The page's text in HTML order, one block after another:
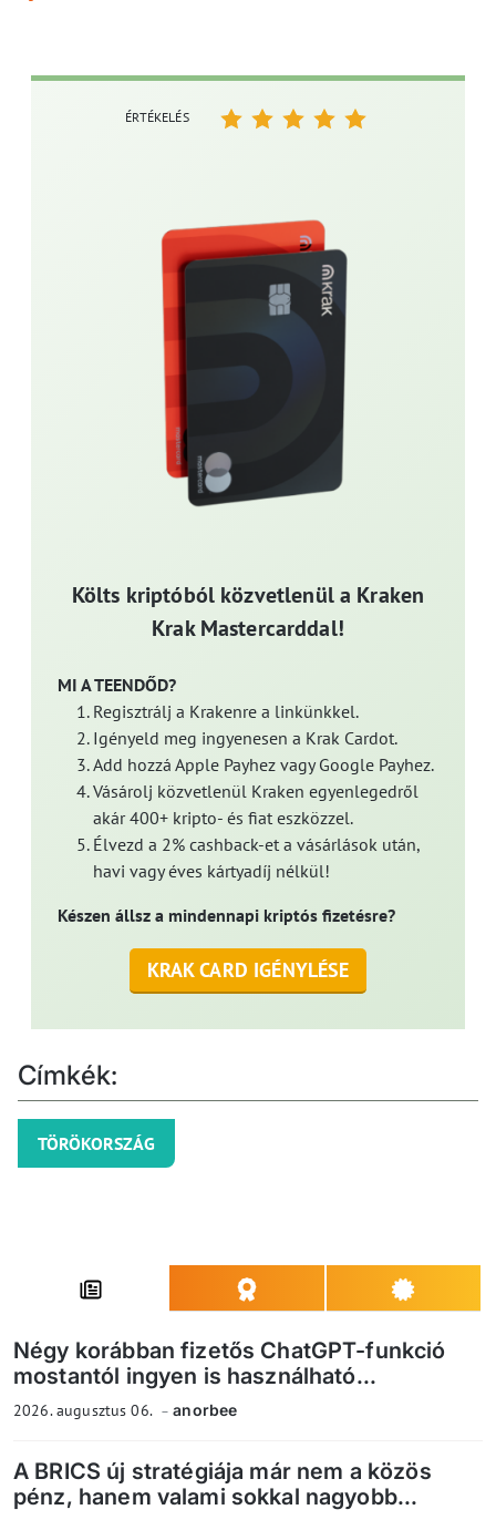
Költs kriptóból közvetlenül a Kraken
Krak Mastercarddal!
MI A TEENDŐD?
Regisztrálj a Krakenre a linkünkkel.
Igényeld meg ingyenesen a Krak Cardot.
Add hozzá Apple Payhez vagy Google Payhez.
Vásárolj közvetlenül Kraken egyenlegedről
akár 400+ kripto- és fiat eszközzel.
Élvezd a 2% cashback-et a vásárlások után,
havi vagy éves kártyadíj nélkül!
Készen állsz a mindennapi kriptós fizetésre?
KRAK CARD IGÉNYLÉSE
ÉRTÉKELÉS
Címkék:
TÖRÖKORSZÁG
Négy korábban fizetős ChatGPT-funkció
mostantól ingyen is használható...
2026. augusztus 06. anorbee
A BRICS új stratégiája már nem a közös
pénz, hanem valami sokkal nagyobb...